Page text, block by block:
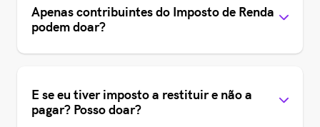
Apenas contribuintes do Imposto de Renda
podem doar?
E se eu tiver imposto a restituir e não a
pagar? Posso doar?